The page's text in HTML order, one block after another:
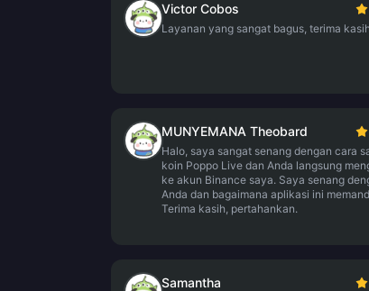
Victor Cobos
Layanan yang sangat bagus, terima
MUNYEMANA Theobard
Halo, saya sangat senang dengan cara
koin Poppo Live dan Anda langsung
ke akun Binance saya. Saya senang
Anda dan bagaimana aplikasi ini
Terima kasih, pertahankan.
Samantha